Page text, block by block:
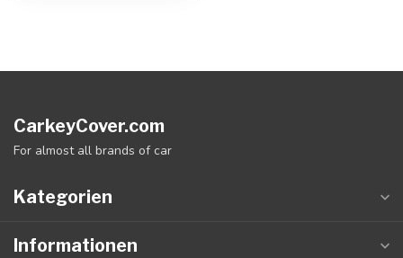
CarkeyCover.com
For almost all brands of car
Kategorien
Informationen